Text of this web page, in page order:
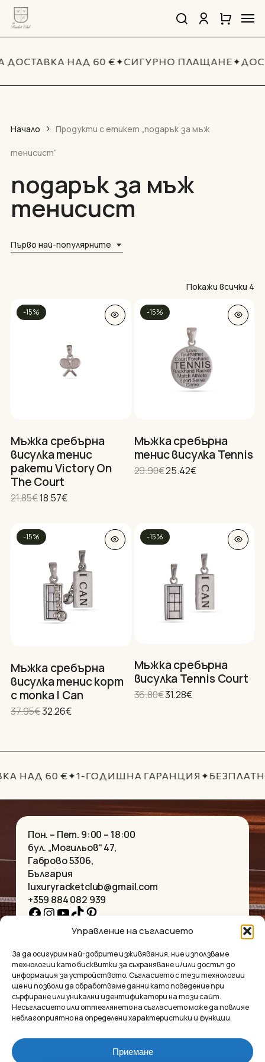
Управление на съгласието
За да осигурим най-добрите изживявания, ние използваме
технологии като бисквитки за съхраняване и/или достъп до
информация за устройството. Съгласието с тези технологии
ще ни позволи да обработваме данни като поведение при
сърфиране или уникални идентификатори на този сайт.
Несъгласието или оттеглянето на съгласието може да повлияе
неблагоприятно на определени характеристики и функции.
Приемане
Skip
main
search account
Количка
Cart
Нямате артикули в количката.
ДОСТАВКА НАД 60 €✦СИГУРНО ПЛАЩАНЕ✦
Начало Продукти с етикет „подарък за мъж
тенисист“
подарък за мъж
тенисист
Първо най-популярните
Покажи всички 4
-15%
Мъжка сребърна
висулка тенис
ракети Victory On
The Court
21.85€Original
21.85€.
18.57€Текущата
-15%
Мъжка сребърна
тенис висулка Tennis
29.90€Original
25.42€Текущата
-15%
Мъжка сребърна
висулка тенис корт
с топка I Can
37.95€Original
37.95€.
32.26€Текущата
32.26€.
-15%
Мъжка сребърна
висулка Tennis Court
36.80€Original
31.28€Текущата
НАД 60 €✦1-ГОДИШНА ГАРАНЦИЯ✦
Пон. – Пет. 9:00 – 18:00
бул. „Могильов“ 47,
Габрово 5306,
България
luxuryracketclub@gmail.com
+359 884 082 939
Facebook
Instagram
YouTube
TikTok
Pinterest
НАЧАЛО
ЗА НАС
МАГАЗИНЪТ
КОНТАКТ
КОЛЕКЦИИ
КОЛИЕТА
ГРИВНИ
ВИСУЛКИ
ОБЕЦИ
АКСЕСОАРИ
ПОВЕРИТЕЛНОСТ
УСЛОВИЯ